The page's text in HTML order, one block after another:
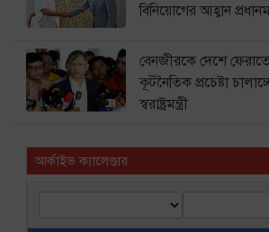
বিনিয়োগের আহ্বান
বেনজীরকে দেশে
কূটনৈতিক প্রচেষ্টা
স্বরাষ্ট্রমন্ত্রী
আর্কাইভ ক্যালেণ্ডার